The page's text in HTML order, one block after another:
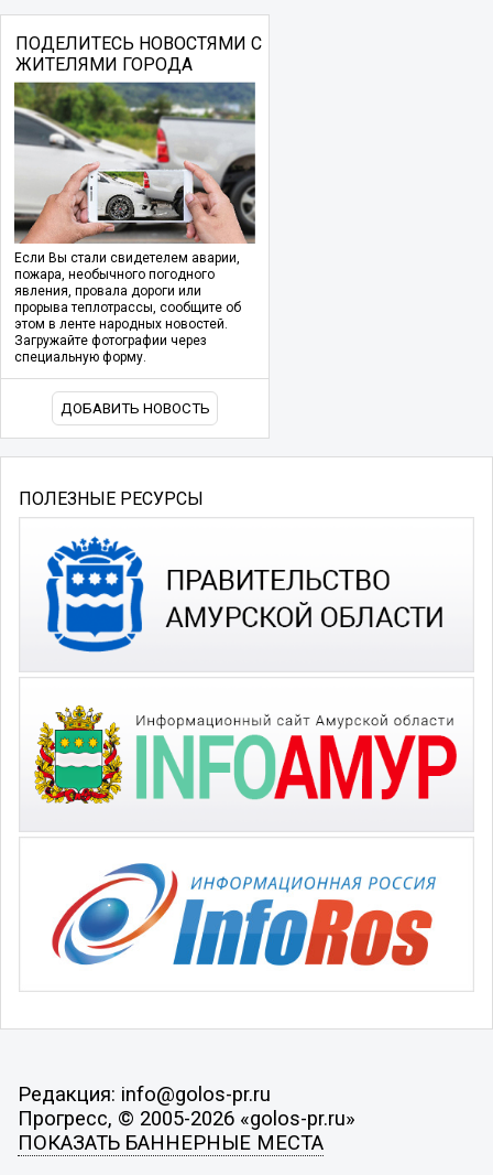
ПОДЕЛИТЕСЬ НОВОСТЯМИ С
ЖИТЕЛЯМИ ГОРОДА
Если Вы стали свидетелем аварии,
пожара, необычного погодного
явления, провала дороги или
прорыва теплотрассы, сообщите об
этом в ленте народных новостей.
Загружайте фотографии через
специальную форму.
ДОБАВИТЬ НОВОСТЬ
ПОЛЕЗНЫЕ РЕСУРСЫ
Редакция: info@golos-pr.ru
Прогресс, © 2005-2026 «golos-pr.ru»
ПОКАЗАТЬ БАННЕРНЫЕ МЕСТА